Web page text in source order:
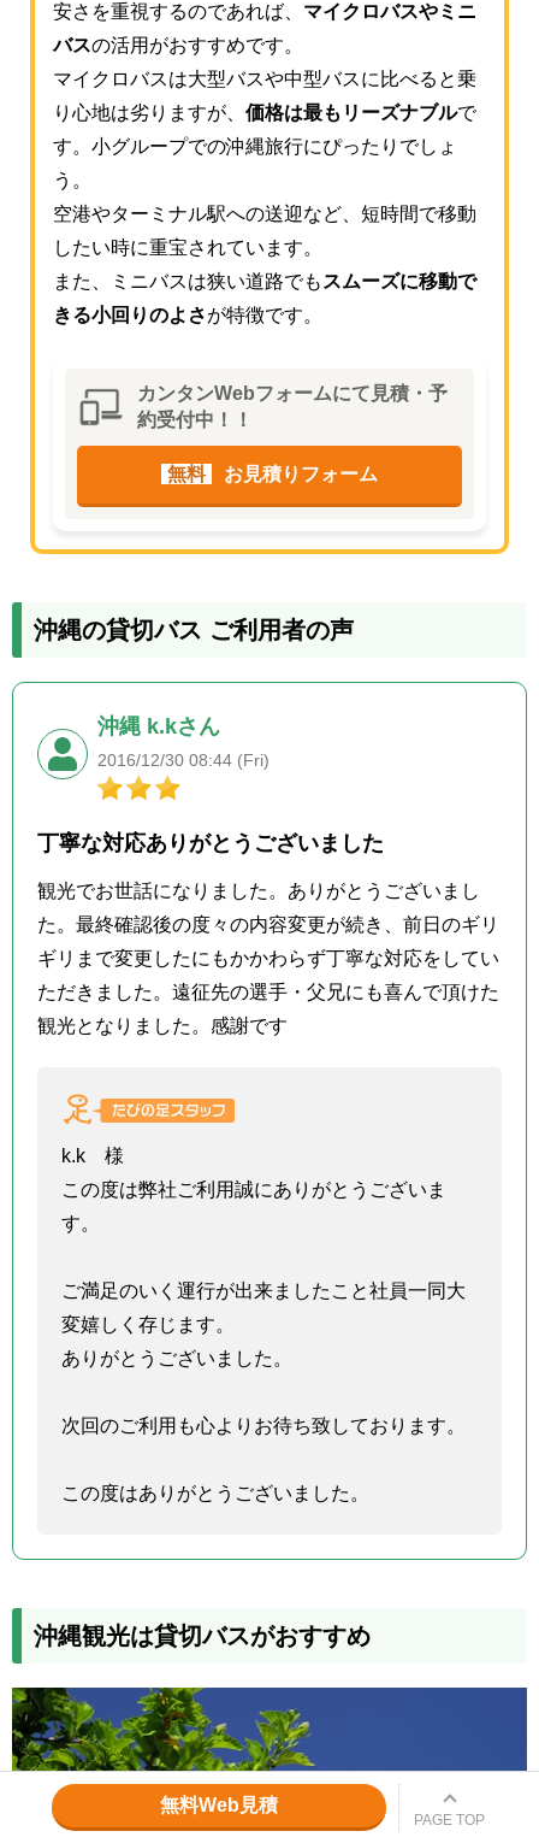
安さを重視するのであれば、 マイクロバスやミニ
バスの活用がおすすめです。
マイクロバスは大型バスや中型バスに比べると乗
り心地は劣りますが、 価格は最もリーズナブルで
す。小グループでの沖縄旅行にぴったりでしょ
う。
空港やターミナル駅への送迎など、短時間で移動
したい時に重宝されています。
また、ミニバスは狭い道路でも スムーズに移動で
きる小回りのよさが特徴です。
カンタンWebフォームにて見積・予
約受付中！！
無料 お見積りフォーム
沖縄の貸切バス ご利用者の声
沖縄 k.kさん
2016/12/30 08:44 (Fri)
丁寧な対応ありがとうございました
観光でお世話になりました。ありがとうございまし
た。最終確認後の度々の内容変更が続き、前日のギリ
ギリまで変更したにもかかわらず丁寧な対応をしてい
ただきました。遠征先の選手・父兄にも喜んで頂けた
観光となりました。感謝です
k.k 様
この度は弊社ご利用誠にありがとうございま
す。
ご満足のいく運行が出来ましたこと社員一同大
変嬉しく存じます。
ありがとうございました。
次回のご利用も心よりお待ち致しております。
この度はありがとうございました。
沖縄観光は貸切バスがおすすめ
無料Web見積
PAGE TOP